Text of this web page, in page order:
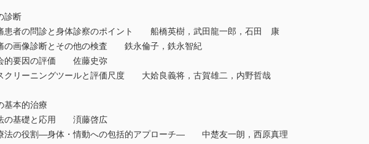
診断
患者の問診と身体診察のポイント 船橋英樹，武田龍一郎，石田 康
の画像診断とその他の検査 鉄永倫子，鉄永智紀
的要因の評価 佐藤史弥
クリーニングツールと評価尺度 大姶良義将，古賀雄二，内野哲哉
基本的治療
の基礎と応用 湏藤啓広
法の役割―身体・情動への包括的アプローチ― 中楚友一朗，西原真理